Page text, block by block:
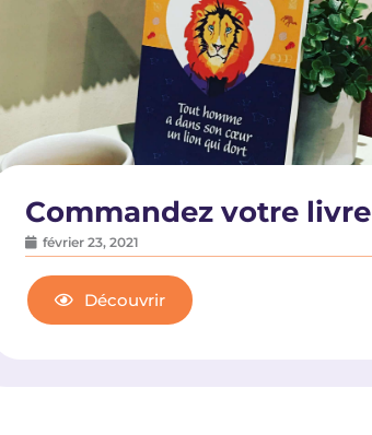
Commandez votre livre
février 23, 2021
Découvrir